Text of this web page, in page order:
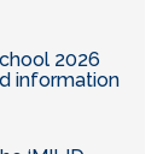
2026
information